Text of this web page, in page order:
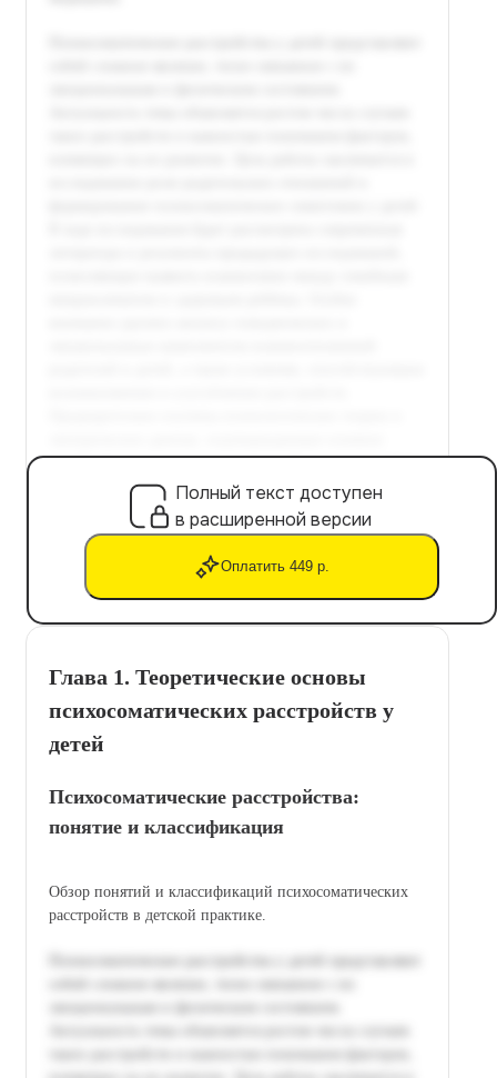
Полный текст доступен
в расширенной версии
Оплатить 449 р.
Глава 1. Теоретические основы
психосоматических расстройств у
детей
Психосоматические расстройства:
понятие и классификация
Обзор понятий и классификаций психосоматических
расстройств в детской практике.